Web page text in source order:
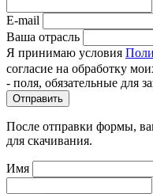
E-mail
Ваша отрасль
Я принимаю условия
согласие на обработку
- поля, обязательные для
Отправить
После отправки формы,
для скачивания.
Имя